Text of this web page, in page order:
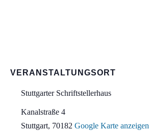
VERANSTALTUNGSORT
Stuttgarter Schriftstellerhaus
Kanalstraße 4
Stuttgart, 70182 Google Karte anzeigen